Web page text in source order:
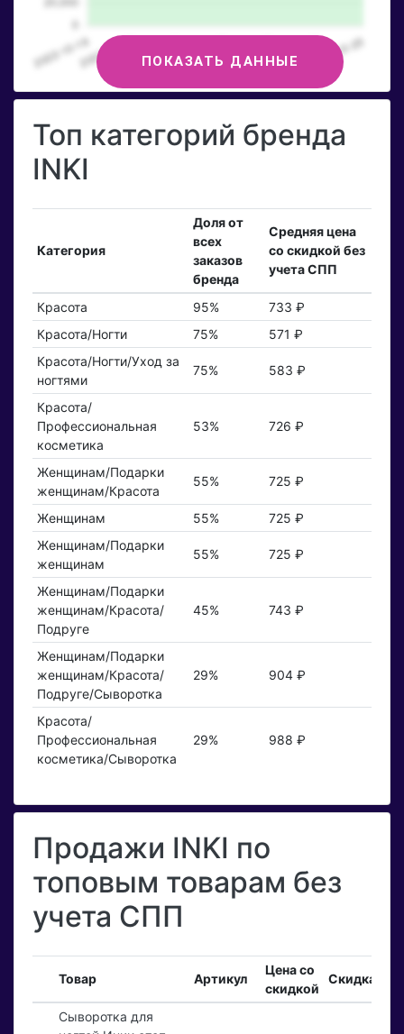
ПОКАЗАТЬ ДАННЫЕ
Топ категорий бренда
INKI
Категория
Доля от
всех
заказов
бренда
Средняя цена
со скидкой без
учета СПП
Красота 95%
733 ₽
Красота/Ногти
75%
571 ₽
Красота/Ногти/Уход за
ногтями
75% 583 ₽
Красота/
Профессиональная
косметика
53% 726 ₽
Женщинам/Подарки
женщинам/Красота
55% 725 ₽
Женщинам 55%
725 ₽
Женщинам/Подарки
женщинам
55% 725 ₽
Женщинам/Подарки
женщинам/Красота/
Подруге
45% 743 ₽
Женщинам/Подарки
женщинам/Красота/
Подруге/Сыворотка
29% 904 ₽
Красота/
Профессиональная
косметика/Сыворотка
29% 988 ₽
Продажи INKI по
топовым товарам без
учета СПП
Товар Артикул
Цена со
скидкой
Скидка
Сыворотка для